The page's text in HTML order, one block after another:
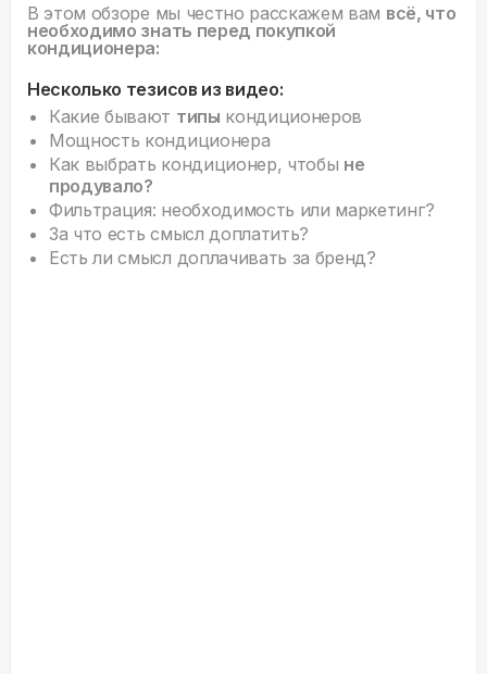
В этом обзоре мы честно расскажем вам всё, что
необходимо знать перед покупкой
кондиционера:
Несколько тезисов из видео:
Какие бывают типы кондиционеров
Мощность кондиционера
Как выбрать кондиционер, чтобы не
продувало?
Фильтрация: необходимость или маркетинг?
За что есть смысл доплатить?
Есть ли смысл доплачивать за бренд?